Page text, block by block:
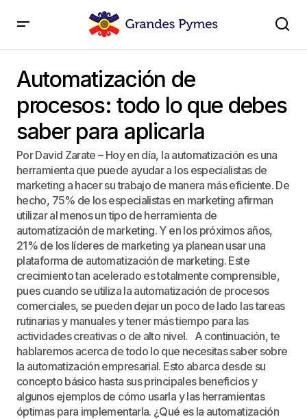
Automatización de
procesos: todo lo que debes
saber para aplicarla
Por David Zarate – Hoy en día, la automatización es una
herramienta que puede ayudar a los especialistas de
marketing a hacer su trabajo de manera más eficiente. De
hecho, 75% de los especialistas en marketing afirman
utilizar al menos un tipo de herramienta de
automatización de marketing. Y en los próximos años,
21% de los líderes de marketing ya planean usar una
plataforma de automatización de marketing. Este
crecimiento tan acelerado es totalmente comprensible,
pues cuando se utiliza la automatización de procesos
comerciales, se pueden dejar un poco de lado las tareas
rutinarias y manuales y tener más tiempo para las
actividades creativas o de alto nivel. A continuación, te
hablaremos acerca de todo lo que necesitas saber sobre
la automatización empresarial. Esto abarca desde su
concepto básico hasta sus principales beneficios y
algunos ejemplos de cómo usarla y las herramientas
óptimas para implementarla. ¿Qué es la automatización